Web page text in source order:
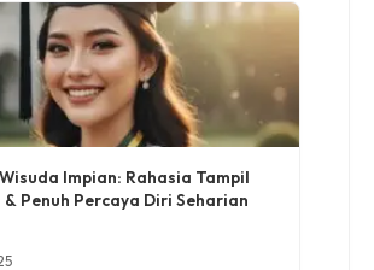
Impian: Rahasia Tampil
& Penuh Percaya Diri Seharian